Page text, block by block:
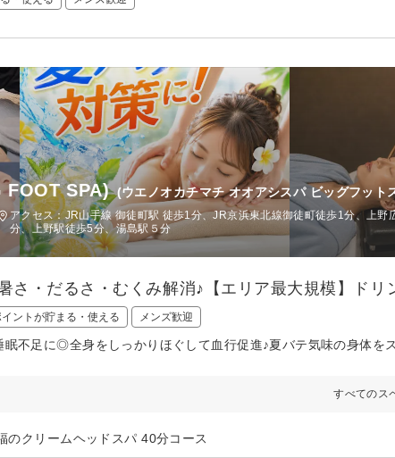
FOOT SPA) (ウエノオカチマチ オオアシスパ ビッグフット
アクセス：JR山手線 御徒町駅 徒歩1分、JR京浜東北線御徒町徒歩1分、上野
分、上野駅徒歩5分、湯島駅５分
さ・だるさ・むくみ解消♪【エリア最大規模】ドリ
イントが貯まる・使える メンズ歓迎
不足に◎全身をしっかりほぐして血行促進♪夏バテ気味の身体を
すべてのス
のクリームヘッドスパ 40分コース